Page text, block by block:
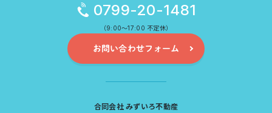
0799-20-1481
（9:00～17:00 不定休）
お問い合わせフォーム
合同会社 みずいろ不動産